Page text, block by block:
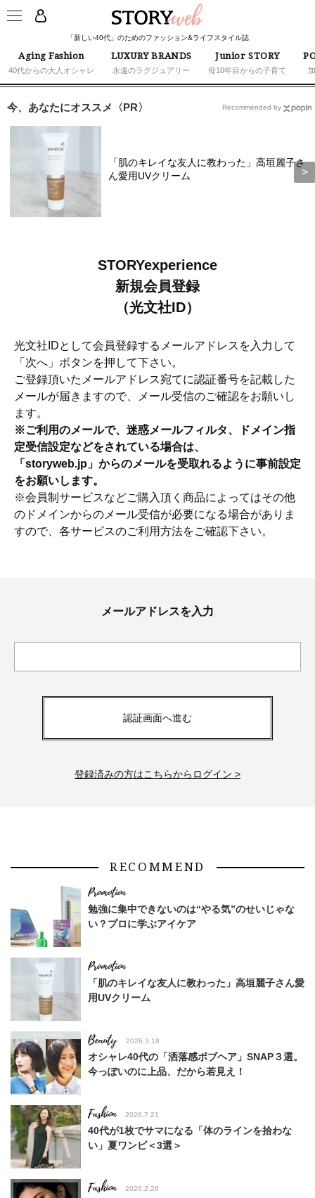
「新しい40代」のためのファッション&ライフスタイル誌
Aging Fashion
40代からの大人オシャレ
LUXURY BRANDS
永遠のラグジュアリー
Junior STORY
母10年目からの子育て
今、あなたにオススメ〈PR〉
「肌のキレイな友人に教わった」高垣麗子さ
ん愛用UVクリーム
Recommended by
STORYexperience
新規会員登録
（光文社ID）
光文社IDとして会員登録するメールアドレスを入力して
「次へ」ボタンを押して下さい。
ご登録頂いたメールアドレス宛てに認証番号を記載した
メールが届きますので、メール受信のご確認をお願いし
ます。
※ご利用のメールで、迷惑メールフィルタ、ドメイン指
定受信設定などをされている場合は、
「storyweb.jp」からのメールを受取れるように事前設定
をお願いします。
※会員制サービスなどご購入頂く商品によってはその他
のドメインからのメール受信が必要になる場合がありま
すので、各サービスのご利用方法をご確認下さい。
メールアドレスを入力
認証画面へ進む
登録済みの方はこちらからログイン >
RECOMMEND
勉強に集中できないのは“やる気”のせいじゃな
い？プロに学ぶアイケア
「肌のキレイな友人に教わった」高垣麗子さん愛
用UVクリーム
Beauty 2026.3.18
オシャレ40代の「洒落感ボブヘア」SNAP３選。
今っぽいのに上品、だから若見え！
Fashion 2026.7.21
40代が1枚でサマになる「体のラインを拾わな
い」夏ワンピ＜3選＞
Fashion 2026.2.26